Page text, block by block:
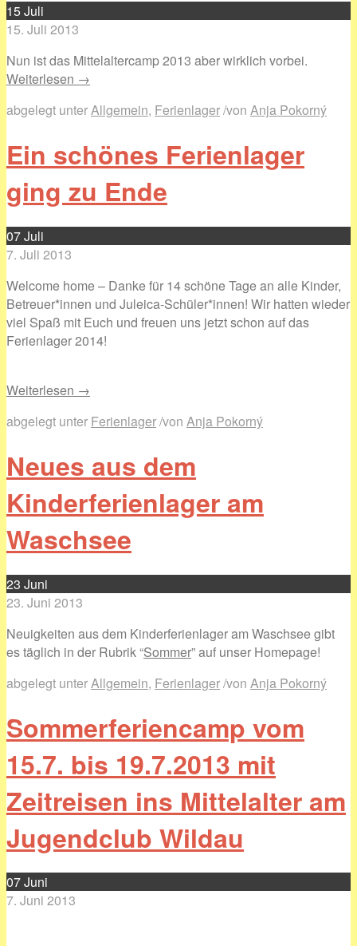
15Juli
15. Juli 2013
Nun ist das Mittelaltercamp 2013 aber wirklich vorbei.
Weiterlesen →
abgelegt unterAllgemein, Ferienlager/von Anja Pokorný
Ein schönes Ferienlager
ging zu Ende
07Juli
7. Juli 2013
Welcome home – Danke für 14 schöne Tage an alle Kinder,
Betreuer*innen und Juleica-Schüler*innen! Wir hatten wieder
viel Spaß mit Euch und freuen uns jetzt schon auf das
Ferienlager 2014!
Weiterlesen →
abgelegt unter Ferienlager/von Anja Pokorný
Neues aus dem
Kinderferienlager am
Waschsee
23 Juni
23. Juni 2013
Neuigkeiten aus dem Kinderferienlager am Waschsee gibt
es täglich in der Rubrik “Sommer” auf unser Homepage!
abgelegt unter Allgemein, Ferienlager/von Anja Pokorný
Sommerferiencamp vom
15.7. bis 19.7.2013 mit
Zeitreisen ins Mittelalter am
Jugendclub Wildau
07Juni
7. Juni 2013